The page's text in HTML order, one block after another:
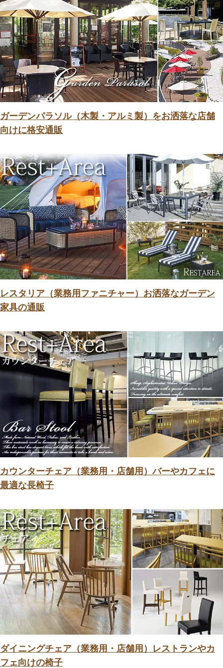
ガーデンパラソル（木製・アルミ製）をお洒落な店舗
向けに格安通販
レスタリア（業務用ファニチャー）お洒落なガーデン
家具の通販
カウンターチェア（業務用・店舗用）バーやカフェに
最適な長椅子
ダイニングチェア（業務用・店舗用）レストランやカ
フェ向けの椅子